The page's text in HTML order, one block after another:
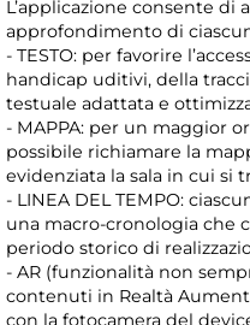
L’applicazione consente di
approfondimento di
- TESTO: per favorire
handicap uditivi, della
testuale adattata e
- MAPPA: per un maggior
possibile richiamare la
evidenziata la sala in cui si
- LINEA DEL TEMPO:
una macro-cronologia che
periodo storico di
- AR (funzionalità non
contenuti in Realtà
con la fotocamera del